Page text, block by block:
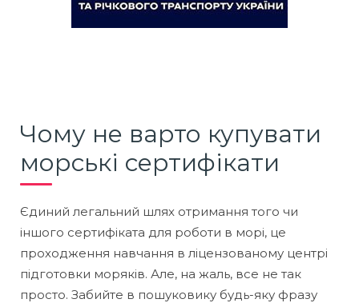
Чому не варто купувати
морські сертифікати
Єдиний легальний шлях отримання того чи
іншого сертифіката для роботи в морі, це
проходження навчання в ліцензованому центрі
підготовки моряків. Але, на жаль, все не так
просто. Забийте в пошуковику будь-яку фразу